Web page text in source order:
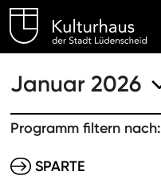
Januar 2026
Programm filtern nach:
SPARTE